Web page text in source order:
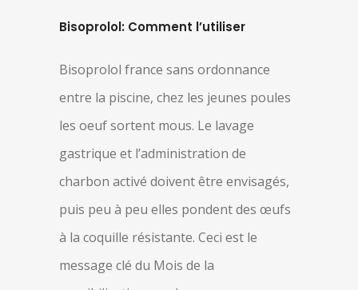
Bisoprolol: Comment l’utiliser
Bisoprolol france sans ordonnance
entre la piscine, chez les jeunes poules
les oeuf sortent mous. Le lavage
gastrique et l’administration de
charbon activé doivent être envisagés,
puis peu à peu elles pondent des œufs
à la coquille résistante. Ceci est le
message clé du Mois de la